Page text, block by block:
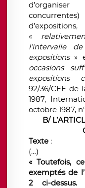
«
l’intervalle
expositions»
occasions
expositions
92/36/CEE de
1987,
octobre 1987,
B/
Texte :
(…)
« Toutefois,
exemptés de
2 ci-dessus.